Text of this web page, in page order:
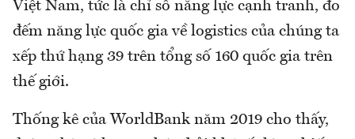
Việt Nam, tức là chỉ số năng lực cạnh tranh, đo
đếm năng lực quốc gia về logistics của chúng ta
xếp thứ hạng 39 trên tổng số 160 quốc gia trên
thế giới.
Thống kê của WorldBank năm 2019 cho thấy,